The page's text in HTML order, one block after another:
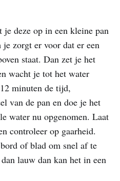
je deze op in een kleine pan
zorgt er voor dat er een
staat. Dan zet je het
wacht je tot het water
minuten de tijd,
van de pan en doe je het
water nu opgenomen. Laat
controleer op gaarheid.
of blad om snel af te
lauw dan kan het in een